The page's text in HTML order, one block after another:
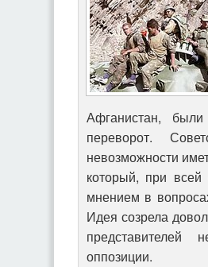
Афганистан,
переворот.
невозможности
который, при всей
мнением в
Идея созрела
представителей
оппозиции.